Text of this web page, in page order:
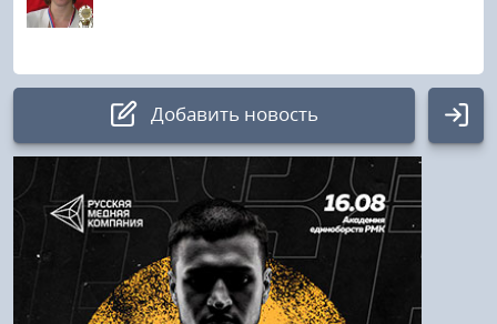
Добавить новость
Авторизация
Логин:
Пароль